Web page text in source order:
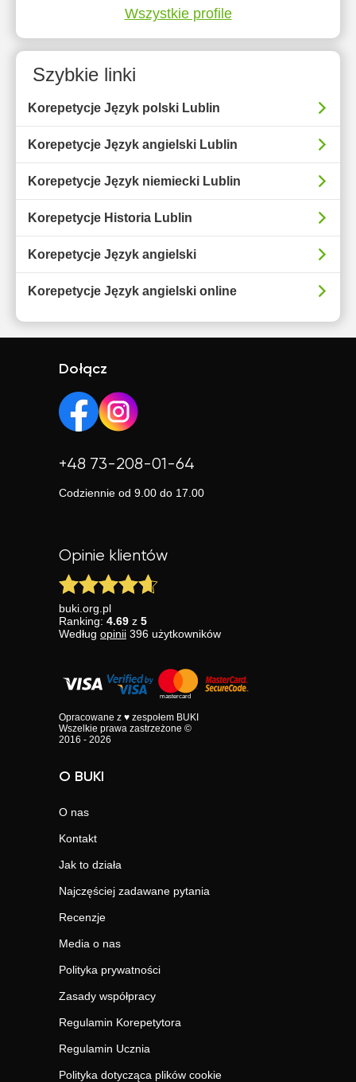
Wszystkie profile
Szybkie linki
Korepetycje Język polski Lublin
Korepetycje Język angielski Lublin
Korepetycje Język niemiecki Lublin
Korepetycje Historia Lublin
Korepetycje Język angielski
Korepetycje Język angielski online
Dołącz
+48 73-208-01-64
Codziennie od 9.00 do 17.00
Opinie klientów
buki.org.pl
Ranking: 4.69 z 5
Według opinii 396 użytkowników
Opracowane z ♥ zespołem BUKI
Wszelkie prawa zastrzeżone ©
2016 - 2026
O BUKI
O nas
Kontakt
Jak to działa
Najczęściej zadawane pytania
Recenzje
Media o nas
Polityka prywatności
Zasady współpracy
Regulamin Korepetytora
Regulamin Ucznia
Polityka dotycząca plików cookie